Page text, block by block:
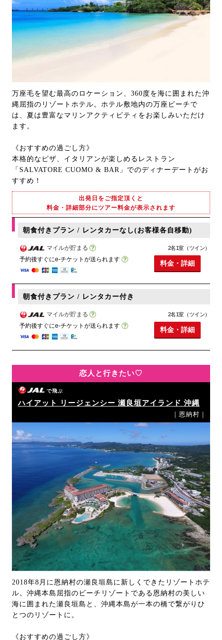
万座毛を望む最高のロケーション、360度を海に囲まれた沖
縄屈指のリゾートホテル。ホテル敷地内の万座ビーチで
は、夏は豊富なマリンアクティビティをお楽しみいただけ
ます。
《おすすめの過ごし方》
本格的なピザ、イタリアンが楽しめるレストラン
「SALVATORE CUOMO & BAR」でのディナーデートがお
すすめ！
出発日をご指定頂くと
料金・詳細部分にツアー料金が表示されます
朝食付きプラン / レンタカーなし(お客様各自移動)
マイルが貯まる
予約後すぐにe-チケットが送られます
2名1室（ツイン）
料金・詳細
朝食付きプラン / レンタカー付き
マイルが貯まる
予約後すぐにe-チケットが送られます
2名1室（ツイン）
料金・詳細
恋人と行きたい♡
で飛ぶ
ハイアット リージェンシー 瀬良垣アイランド 沖縄
｜恩納村｜
2018年8月に恩納村の瀬良垣島に新しくできたリゾートホテ
ル。沖縄本島屈指のビーチリゾートである恩納村の美しい
海に囲まれた瀬良垣島と、沖縄本島が一本の橋で繋がりひ
とつのリゾートに。
《おすすめの過ごし方》